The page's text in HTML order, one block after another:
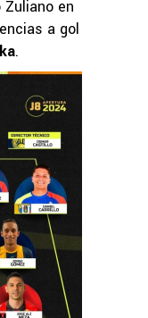
Zuliano en
a gol
.